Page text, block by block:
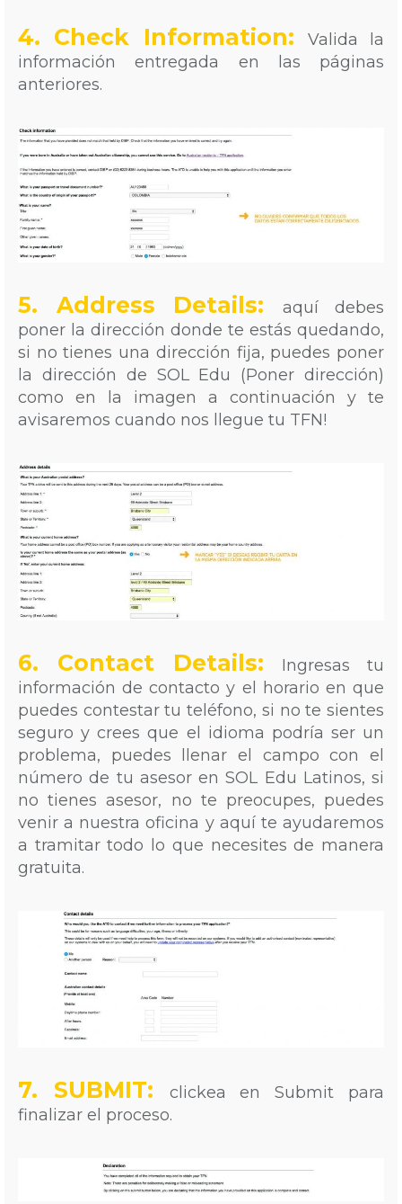
4. Check Information:
Valida la
información entregada en las páginas
anteriores.
5. Address Details:
aquí debes
poner la dirección donde te estás quedando,
si no tienes una dirección fija, puedes poner
la dirección de SOL Edu (Poner dirección)
como en la imagen a continuación y te
avisaremos cuando nos llegue tu TFN!
6. Contact Details:
Ingresas tu
información de contacto y el horario en que
puedes contestar tu teléfono, si no te sientes
seguro y crees que el idioma podría ser un
problema, puedes llenar el campo con el
número de tu asesor en SOL Edu Latinos, si
no tienes asesor, no te preocupes, puedes
venir a nuestra oficina y aquí te ayudaremos
a tramitar todo lo que necesites de manera
gratuita.
7. SUBMIT:
clickea en Submit para
finalizar el proceso.